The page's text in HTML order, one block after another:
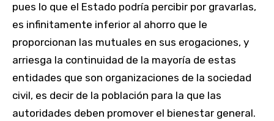
pues lo que el Estado podría percibir por gravarlas,
es infinitamente inferior al ahorro que le
proporcionan las mutuales en sus erogaciones, y
arriesga la continuidad de la mayoría de estas
entidades que son organizaciones de la sociedad
civil, es decir de la población para la que las
autoridades deben promover el bienestar general.